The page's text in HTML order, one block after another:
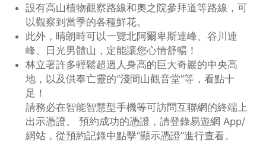
設有高山植物觀察路線和奧之院參拜道等路線，可
以觀察到當季的各種鮮花。
此外，晴朗時可以一覽北阿爾卑斯連峰、谷川連
峰、日光男體山，定能讓您心情舒暢！
林立著許多輕鬆超過人身高的巨大奇巖的中央高
地，以及供奉亡靈的“淺間山觀音堂”等，看點十
足！
請務必在智能智慧型手機等可訪問互聯網的終端上
出示憑證。 預約成功的憑證，請登錄易遊網 App/
網站，從預約記錄中點擊“顯示憑證”進行查看。